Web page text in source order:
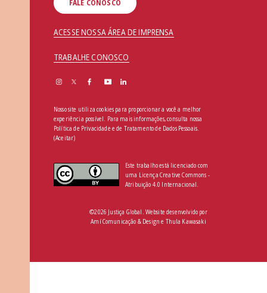
FALE CONOSCO
ACESSE NOSSA ÁREA DE IMPRENSA
TRABALHE CONOSCO
Nosso site utiliza cookies para proporcionar a você a melhor
experiência possível. Para mais informações, consulta nossa
Política de Privacidade e de Tratamento de Dados Pessoais
(Aceitar)
Este trabalho está licenciado com
uma Licença Creative Commons -
Atribuição 4.0 Internacional.
©2026 Justiça Global. Website desenvolvido por
Amí Comunicação & Design e Thula Kawasaki